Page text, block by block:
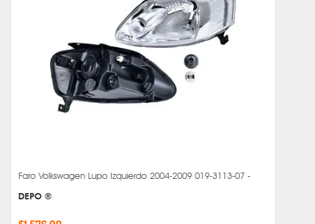
Faro Volkswagen Lupo Izquierdo 2004-2009 019-3113-07 -
DEPO ®